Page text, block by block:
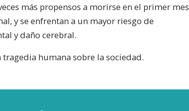
más propensos a morirse en el primer mes
y se enfrentan a un mayor riesgo de
y daño cerebral.
humana sobre la sociedad.